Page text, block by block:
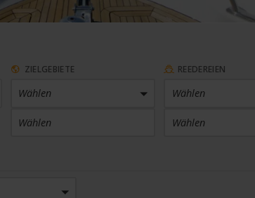
ZIELGEBIETE
Wählen
Wählen
REEDEREIEN
Wählen
Wählen